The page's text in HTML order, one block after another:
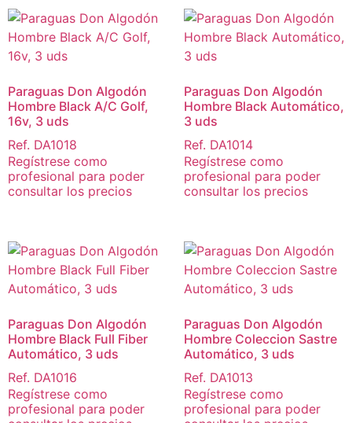
Paraguas Don Algodón
Hombre Black A/C Golf,
16v, 3 uds
Ref. DA1018
Regístrese como
profesional para poder
consultar los precios
Paraguas Don Algodón
Hombre Black Automático,
3 uds
Ref. DA1014
Regístrese como
profesional para poder
consultar los precios
Paraguas Don Algodón
Hombre Black Full Fiber
Automático, 3 uds
Ref. DA1016
Regístrese como
profesional para poder
Paraguas Don Algodón
Hombre Coleccion Sastre
Automático, 3 uds
Ref. DA1013
Regístrese como
profesional para poder